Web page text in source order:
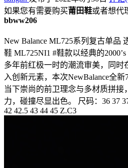
如果您有需要购买莆田鞋或者想代
bbww206
New Balance ML725系列复古单品
鞋 ML725NI1 #鞋款以经典的
多年前红极一时的潮流审美，同时
入创新元素，本次NewBalance全
当下崇尚的前卫理念与多材质拼
力，碰撞尽显出色。 尺码：36 37
42 42.5 43 44 45 Z.C3